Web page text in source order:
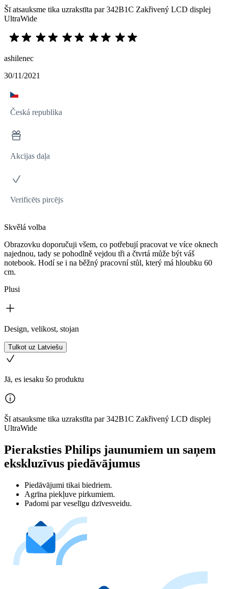
Šī atsauksme tika uzrakstīta par 342B1C Zakřivený LCD displej
UltraWide
ashilenec
30/11/2021
Česká republika
Akcijas daļa
Verificēts pircējs
Skvělá volba
Obrazovku doporučuji všem, co potřebují pracovat ve více oknech
najednou, tady se pohodlně vejdou tři a čtvrtá může být váš
notebook. Hodí se i na běžný pracovní stůl, který má hloubku 60
cm.
Plusi
Design, velikost, stojan
Tulkot uz Latviešu
Jā, es iesaku šo produktu
Šī atsauksme tika uzrakstīta par 342B1C Zakřivený LCD displej
UltraWide
Pieraksties Philips jaunumiem un saņem
ekskluzīvus piedāvājumus
Piedāvājumi tikai biedriem.
Agrīna piekļuve pirkumiem.
Padomi par veselīgu dzīvesveidu.